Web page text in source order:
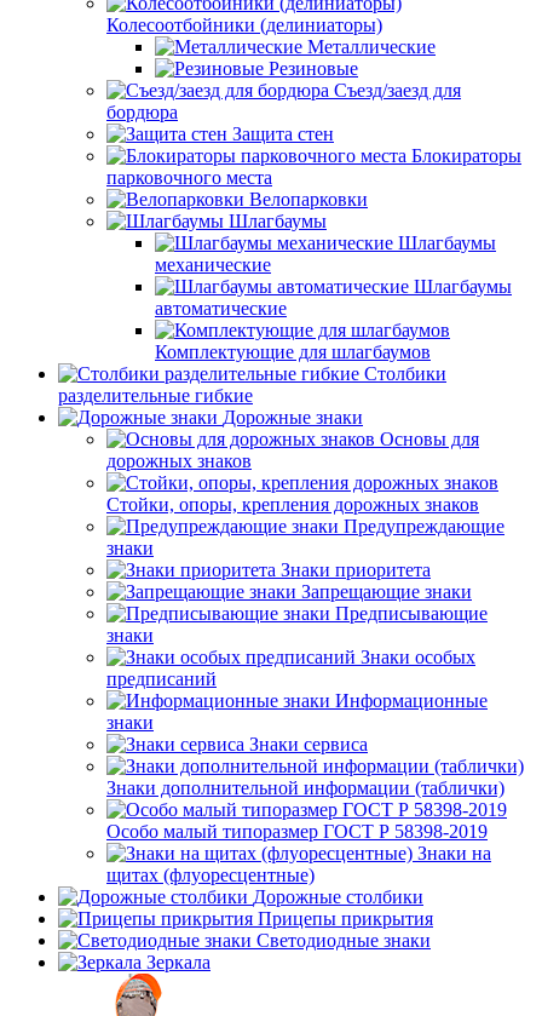
Колесоотбойники (делиниаторы)
Металлические
Резиновые
Съезд/заезд для
бордюра
Защита стен
Блокираторы
парковочного места
Велопарковки
Шлагбаумы
Шлагбаумы
механические
Шлагбаумы
автоматические
Комплектующие для шлагбаумов
Столбики
разделительные гибкие
Дорожные знаки
Основы для
дорожных знаков
Стойки, опоры, крепления дорожных знаков
Предупреждающие
знаки
Знаки приоритета
Запрещающие знаки
Предписывающие
знаки
Знаки особых
предписаний
Информационные
знаки
Знаки сервиса
Знаки дополнительной информации (таблички)
Особо малый типоразмер ГОСТ Р 58398-2019
Знаки на
щитах (флуоресцентные)
Дорожные столбики
Прицепы прикрытия
Светодиодные знаки
Зеркала